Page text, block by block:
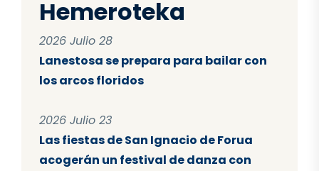
Hemeroteka
2026 Julio 28
Lanestosa se prepara para bailar con
los arcos floridos
2026 Julio 23
Las fiestas de San Ignacio de Forua
acogerán un festival de danza con